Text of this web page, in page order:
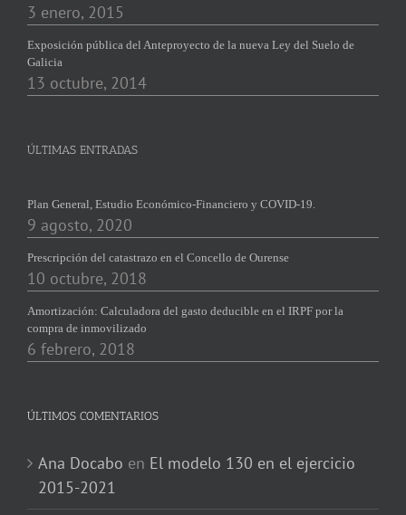
3 enero, 2015
Exposición pública del Anteproyecto de la nueva Ley del Suelo de
Galicia
13 octubre, 2014
ÚLTIMAS ENTRADAS
Plan General, Estudio Económico-Financiero y COVID-19.
9 agosto, 2020
Prescripción del catastrazo en el Concello de Ourense
10 octubre, 2018
Amortización: Calculadora del gasto deducible en el IRPF por la
compra de inmovilizado
6 febrero, 2018
ÚLTIMOS COMENTARIOS
Ana Docabo en El modelo 130 en el ejercicio
2015-2021